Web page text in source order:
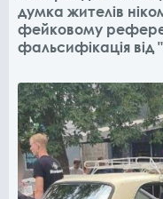
думка жителів
фейковому
фальсифікація